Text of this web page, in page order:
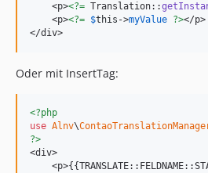
    <p>
<?= Translation::
    <p>
<?= $this ->myValue ?></p>
</div>
Oder mit InsertTag:
<?php
use Alnv\
?>
<div>